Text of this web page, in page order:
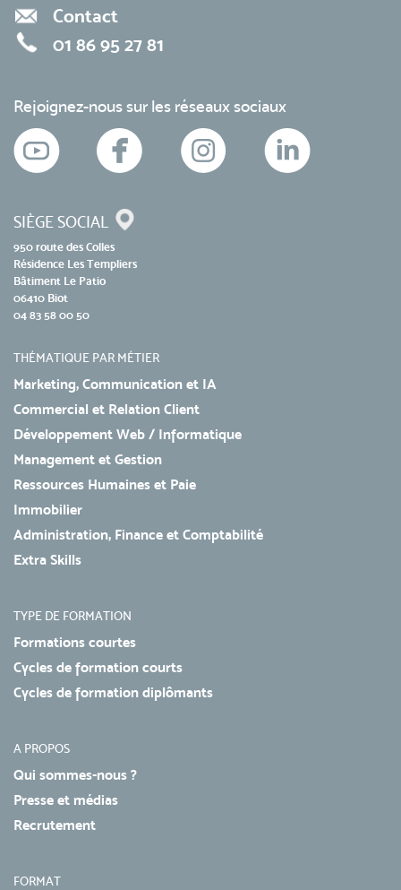
Contact
01 86 95 27 81
Rejoignez-nous sur les réseaux sociaux
SIÈGE SOCIAL
950 route des Colles
Résidence Les Templiers
Bâtiment Le Patio
06410 Biot
04 83 58 00 50
THÉMATIQUE PAR MÉTIER
Marketing, Communication et IA
Commercial et Relation Client
Développement Web / Informatique
Management et Gestion
Ressources Humaines et Paie
Immobilier
Administration, Finance et Comptabilité
Extra Skills
TYPE DE FORMATION
Formations courtes
Cycles de formation courts
Cycles de formation diplômants
A PROPOS
Qui sommes-nous ?
Presse et médias
Recrutement
FORMAT